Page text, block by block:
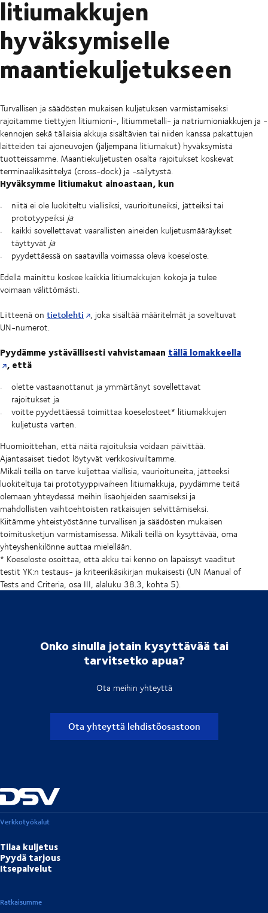
litiumakkujen
hyväksymiselle
maantiekuljetukseen
Turvallisen ja säädösten mukaisen kuljetuksen varmistamiseksi
rajoitamme tiettyjen litiumioni-, litiummetalli- ja natriumioniakkujen ja -
kennojen sekä tällaisia akkuja sisältävien tai niiden kanssa pakattujen
laitteiden tai ajoneuvojen (jäljempänä litiumakut) hyväksymistä
tuotteissamme. Maantiekuljetusten osalta rajoitukset koskevat
terminaalikäsittelyä (cross-dock) ja -säilytystä.
Hyväksymme litiumakut ainoastaan, kun
niitä ei ole luokiteltu viallisiksi, vaurioituneiksi, jätteiksi tai
prototyypeiksi ja
kaikki sovellettavat vaarallisten aineiden kuljetusmääräykset
täyttyvät ja
pyydettäessä on saatavilla voimassa oleva koeseloste.
Edellä mainittu koskee kaikkia litiumakkujen kokoja ja tulee
voimaan välittömästi.
Liitteenä on tietolehti
, joka sisältää määritelmät ja soveltuvat
UN-numerot.
Pyydämme ystävällisesti vahvistamaan tällä lomakkeella
, että
olette vastaanottanut ja ymmärtänyt sovellettavat
rajoitukset ja
voitte pyydettäessä toimittaa koeselosteet* litiumakkujen
kuljetusta varten.
Huomioittehan, että näitä rajoituksia voidaan päivittää.
Ajantasaiset tiedot löytyvät verkkosivuiltamme.
Mikäli teillä on tarve kuljettaa viallisia, vaurioituneita, jätteeksi
luokiteltuja tai prototyyppivaiheen litiumakkuja, pyydämme teitä
olemaan yhteydessä meihin lisäohjeiden saamiseksi ja
mahdollisten vaihtoehtoisten ratkaisujen selvittämiseksi.
Kiitämme yhteistyöstänne turvallisen ja säädösten mukaisen
toimitusketjun varmistamisessa. Mikäli teillä on kysyttävää, oma
yhteyshenkilönne auttaa mielellään.
* Koeseloste osoittaa, että akku tai kenno on läpäissyt vaaditut
testit YK:n testaus- ja kriteerikäsikirjan mukaisesti (UN Manual of
Tests and Criteria, osa III, alaluku 38.3, kohta 5).
Onko sinulla jotain kysyttävää tai
tarvitsetko apua?
Ota meihin yhteyttä
Ota yhteyttä lehdistöosastoon
Verkkotyökalut
Tilaa kuljetus
Pyydä tarjous
Itsepalvelut
Ratkaisumme